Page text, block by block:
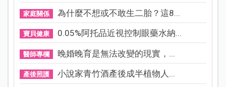
家庭關係 為什麼不想或不敢生二胎？這8...
寶貝健康 0.05%阿托品近視控制眼藥水納...
醫師專欄 晚婚晚育是無法改變的現實，...
產後照護 小說家青竹酒產後成半植物人...